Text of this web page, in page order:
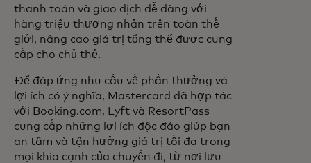
thanh toán và giao dịch dễ dàng với
hàng triệu thương nhân trên toàn thế
giới, nâng cao giá trị tổng thể được cung
cấp cho chủ thẻ.
Để đáp ứng nhu cầu về phần thưởng và
lợi ích có ý nghĩa, Mastercard đã hợp tác
với Booking.com, Lyft và ResortPass
cung cấp những lợi ích độc đáo giúp bạn
an tâm và tận hưởng giá trị tối đa trong
mọi khía cạnh của chuyến đi, từ nơi lưu